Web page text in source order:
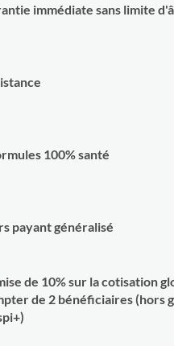
immédiate sans limite
100% santé
payant généralisé
de 10% sur la cotisation
de 2 bénéficiaires (hors